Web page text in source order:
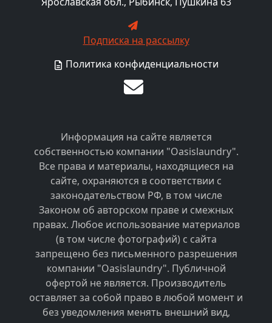
Подписка на рассылку
Политика конфиденциальности
Информация на сайте является
собственностью компании "Oasislaundry".
Все права и материалы, находящиеся на
сайте, охраняются в соответствии с
законодательством РФ, в том числе
Законом об авторском праве и смежных
правах. Любое использование материалов
(в том числе фотографий) с сайта
запрещено без письменного разрешения
компании "Oasislaundry". Публичной
офертой не является. Производитель
оставляет за собой право в любой момент и
без уведомления менять внешний вид,